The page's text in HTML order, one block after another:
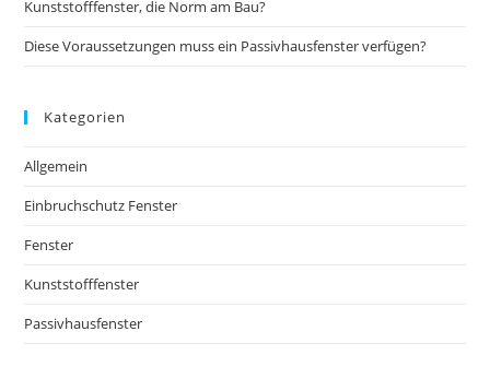
Kunststofffenster, die Norm am Bau?
Diese Voraussetzungen muss ein Passivhausfenster verfügen?
Kategorien
Allgemein
Einbruchschutz Fenster
Fenster
Kunststofffenster
Passivhausfenster